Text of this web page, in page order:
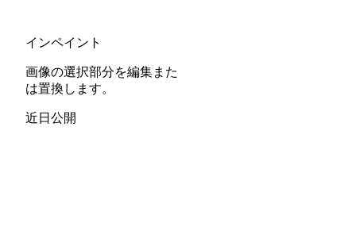
インペイント
画像の選択部分を編集また
は置換します。
近日公開